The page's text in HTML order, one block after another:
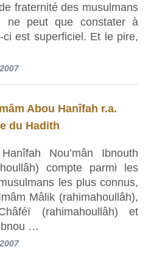
fraternité des musulmans
ne peut que constater à
ci est superficiel. Et le pire,
Abou Hanîfah r.a.
du Hadith
Nou’mân Ibnouth
compte parmi les
les plus connus,
Mâlik (rahimahoullâh),
(rahimahoullâh) et
…